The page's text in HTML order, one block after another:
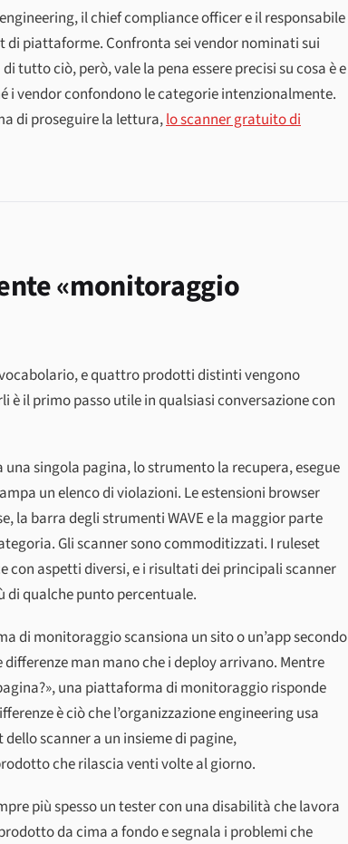
il chief compliance officer e il responsabile
piattaforme. Confronta sei vendor nominati sui
ciò, però, vale la pena essere precisi su cosa è e
i vendor confondono le categorie intenzionalmente.
di proseguire la lettura,lo scanner gratuito di
«monitoraggio
e quattro prodotti distinti vengono
il primo passo utile in qualsiasi conversazione con
singola pagina, lo strumento la recupera, esegue
un elenco di violazioni. Le estensioni browser
la barra degli strumenti WAVE e la maggior parte
Gli scanner sono commoditizzati. I ruleset
con aspetti diversi, e i risultati dei principali scanner
qualche punto percentuale.
di monitoraggio scansiona un sito o un’app secondo
man mano che i deploy arrivano. Mentre
una piattaforma di monitoraggio risponde
è ciò che l’organizzazione engineering usa
scanner a un insieme di pagine,
che rilascia venti volte al giorno.
più spesso un tester con una disabilità che lavora
da cima a fondo e segnala i problemi che